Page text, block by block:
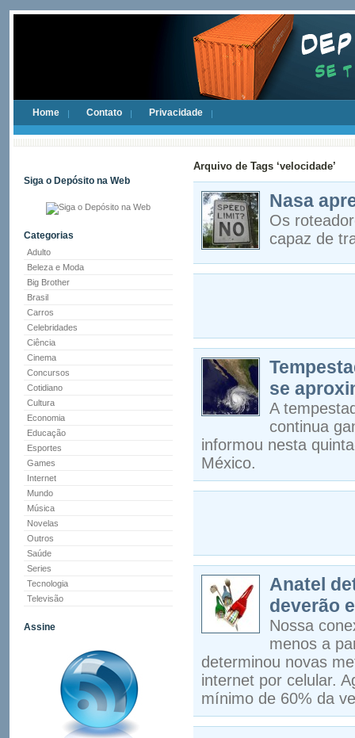
Home Contato Privacidade
Siga o Depósito na Web
Categorias
Adulto
Beleza e Moda
Big Brother
Brasil
Carros
Celebridades
Ciência
Cinema
Concursos
Cotidiano
Cultura
Economia
Educação
Esportes
Games
Internet
Mundo
Música
Novelas
Outros
Saúde
Series
Tecnologia
Televisão
Assine
Arquivo de Tags ‘velocidade’
Nasa
Os
capaz de
se
A
continua
informou nesta
México.
Anatel
deverão
Nossa
menos a
determinou novas
internet por celular.
mínimo de 60% da